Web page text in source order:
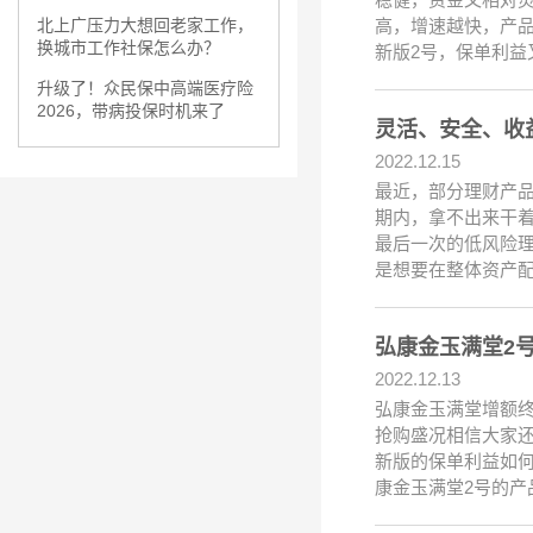
北上广压力大想回老家工作，
换城市工作社保怎么办？
升级了！众民保中高端医疗险
2026，带病投保时机来了
高，增速越快，产
新版2号，保单利
灵活、安全、收
2022.12.15
最近，部分理财产
期内，拿不出来干
最后一次的低风险
是想要在整体资产
弘康金玉满堂2
2022.12.13
弘康金玉满堂增额
抢购盛况相信大家
新版的保单利益如
康金玉满堂2号的